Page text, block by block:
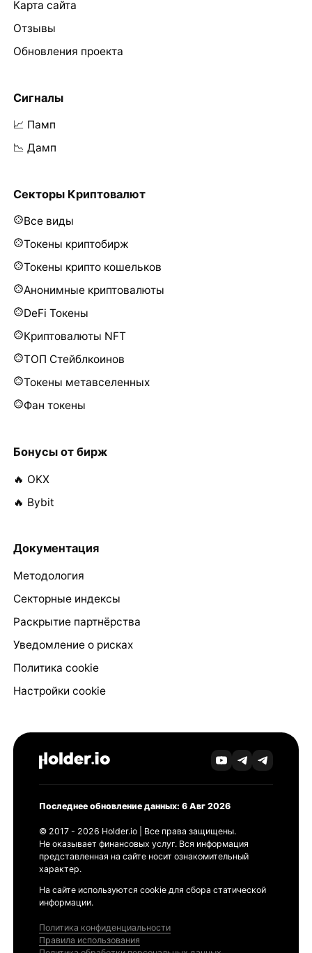
Карта сайта
Отзывы
Обновления проекта
Сигналы
📈 Памп
📉 Дамп
Секторы Криптовалют
Все виды
Токены криптобирж
Токены крипто кошельков
Анонимные криптовалюты
DeFi Токены
Криптовалюты NFT
ТОП Стейблкоинов
Токены метавселенных
Фан токены
Бонусы от бирж
🔥 OKX
🔥 Bybit
Документация
Методология
Секторные индексы
Раскрытие партнёрства
Уведомление о рисках
Политика cookie
Настройки cookie
Последнее обновление данных: 6 Авг 2026
© 2017 - 2026 Holder.io | Все права защищены.
Не оказывает финансовых услуг. Вся информация
представленная на сайте носит ознакомительный
характер.
На сайте используются cookie для сбора статической
информации.
Политика конфиденциальности
Правила использования